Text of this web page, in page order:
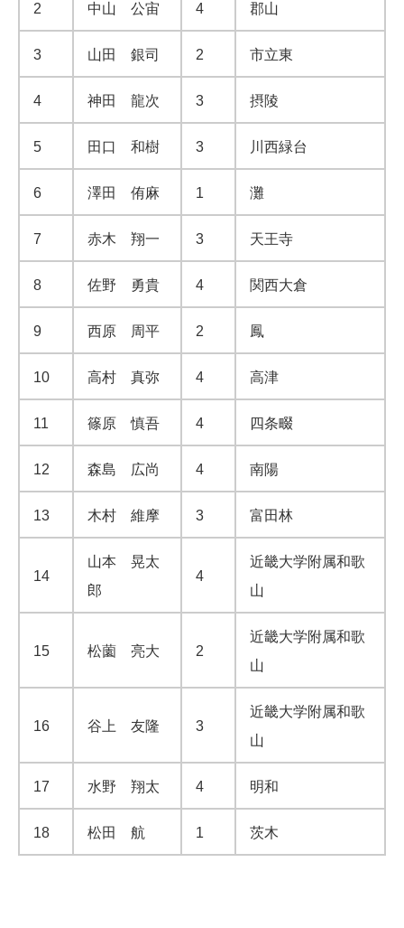
2 中山 公宙 4 郡山
3 山田 銀司 2 市立東
4 神田 龍次 3 摂陵
5 田口 和樹 3 川西緑台
6 澤田 侑麻 1 灘
7 赤木 翔一 3 天王寺
8 佐野 勇貴 4 関西大倉
9 西原 周平 2 鳳
10 高村 真弥 4 高津
11 篠原 慎吾 4 四条畷
12 森島 広尚 4 南陽
13 木村 維摩 3 富田林
14
山本 晃太
郎
4
近畿大学附属和歌
山
15 松薗 亮大 2
近畿大学附属和歌
山
16 谷上 友隆 3
近畿大学附属和歌
山
17 水野 翔太 4 明和
18 松田 航 1 茨木